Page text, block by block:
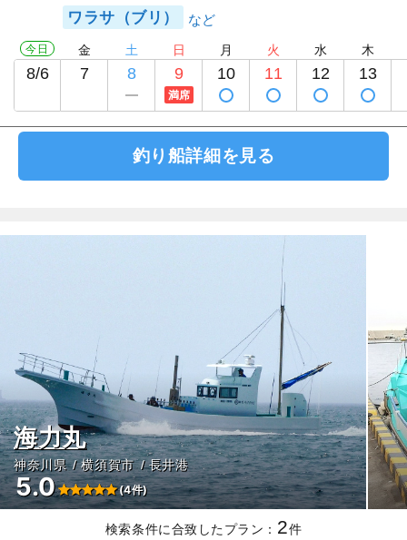
ワラサ（ブリ）
今日
8/6
金
7
土
8
日
9
満席
月
10
火
11
水
12
木
13
釣り船詳細を見る
海力丸
神奈川県 横須賀市 長井港
5.0 (4件)
検索条件に合致したプラン： 2件